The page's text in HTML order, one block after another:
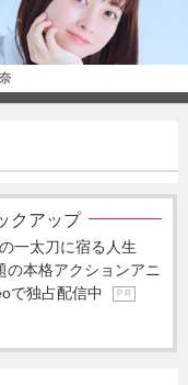
クアップ
一太刀に宿る人生
本格アクションアニ
で独占配信中
P R